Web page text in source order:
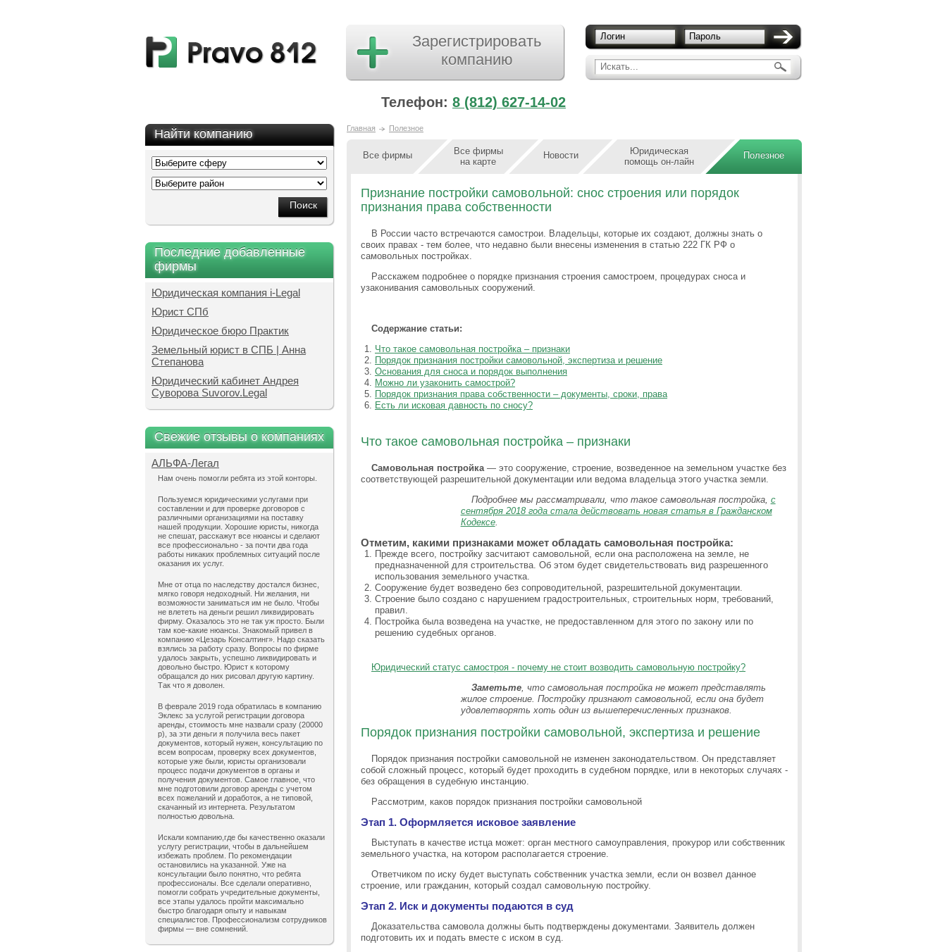
Искать...
Логин Пароль
Зарегистрировать
компанию
Телефон: 8 (812) 627-14-02
Найти компанию
Последние добавленные
фирмы
Юридическая компания i-Legal
Юрист СПб
Юридическое бюро Практик
Земельный юрист в СПБ | Анна
Степанова
Юридический кабинет Андрея
Суворова Suvorov.Legal
Свежие отзывы о компаниях
АЛЬФА-Легал
Нам очень помогли ребята из этой конторы.
Пользуемся юридическими услугами при
составлении и для проверке договоров с
различными организациями на поставку
нашей продукции. Хорошие юристы, никогда
не спешат, расскажут все нюансы и сделают
все профессионально - за почти два года
работы никаких проблемных ситуаций после
оказания их услуг.
Мне от отца по наследству достался бизнес,
мягко говоря недоходный. Ни желания, ни
возможности заниматься им не было. Чтобы
не влететь на деньги решил ликвидировать
фирму. Оказалось это не так уж просто. Были
там кое-какие нюансы. Знакомый привел в
компанию «Цезарь Консалтинг». Надо сказать
взялись за работу сразу. Вопросы по фирме
удалось закрыть, успешно ликвидировать и
довольно быстро. Юрист к которому
обращался до них рисовал другую картину.
Так что я доволен.
В феврале 2019 года обратилась в компанию
Эклекс за услугой регистрации договора
аренды, стоимость мне назвали сразу (20000
р), за эти деньги я получила весь пакет
документов, который нужен, консультацию по
всем вопросам, проверку всех документов,
которые уже были, юристы организовали
процесс подачи документов в органы и
получения документов. Самое главное, что
мне подготовили договор аренды с учетом
всех пожеланий и доработок, а не типовой,
скачанный из интернета. Результатом
полностью довольна.
Искали компанию,где бы качественно оказали
услугу регистрации, чтобы в дальнейшем
избежать проблем. По рекомендации
остановились на указанной. Уже на
консультации было понятно, что ребята
профессионалы. Все сделали оперативно,
помогли собрать учредительные документы,
все этапы удалось пройти максимально
быстро благодаря опыту и навыкам
специалистов. Профессионализм сотрудников
фирмы — вне сомнений.
Главная Полезное
Все фирмы
Все фирмы
на карте
Новости
Юридическая
помощь он-лайн
Полезное
Признание постройки самовольной: снос строения или порядок
признания права собственности
В России часто встречаются самострои. Владельцы, которые их создают, должны знать о
своих правах - тем более, что недавно были внесены изменения в статью 222 ГК РФ о
самовольных постройках.
Расскажем подробнее о порядке признания строения самостроем, процедурах сноса и
узаконивания самовольных сооружений.
Содержание статьи:
Что такое самовольная постройка – признаки
Порядок признания постройки самовольной, экспертиза и решение
Основания для сноса и порядок выполнения
Можно ли узаконить самострой?
Порядок признания права собственности – документы, сроки, права
Есть ли исковая давность по сносу?
Что такое самовольная постройка – признаки
Самовольная постройка— это сооружение, строение, возведенное на земельном участке без
соответствующей разрешительной документации или ведома владельца этого участка земли.
Подробнее мы рассматривали, что такое самовольная постройка, с
сентября 2018 года стала действовать новая статья в Гражданском
Кодексе.
Отметим, какими признаками может обладать самовольная постройка:
Прежде всего, постройку засчитают самовольной, если она расположена на земле, не
предназначенной для строительства. Об этом будет свидетельствовать вид разрешенного
использования земельного участка.
Сооружение будет возведено без сопроводительной, разрешительной документации.
Строение было создано с нарушением градостроительных, строительных норм, требований,
правил.
Постройка была возведена на участке, не предоставленном для этого по закону или по
решению судебных органов.
Юридический статус самостроя - почему не стоит возводить самовольную постройку?
Заметьте, что самовольная постройка не может представлять
жилое строение. Постройку признают самовольной, если она будет
удовлетворять хоть один из вышеперечисленных признаков.
Порядок признания постройки самовольной, экспертиза и решение
Порядок признания постройки самовольной не изменен законодательством. Он представляет
собой сложный процесс, который будет проходить в судебном порядке, или в некоторых случаях -
без обращения в судебную инстанцию.
Рассмотрим, каков порядок признания постройки самовольной
Этап 1. Оформляется исковое заявление
Выступать в качестве истца может: орган местного самоуправления, прокурор или собственник
земельного участка, на котором располагается строение.
Ответчиком по иску будет выступать собственник участка земли, если он возвел данное
строение, или гражданин, который создал самовольную постройку.
Этап 2. Иск и документы подаются в суд
Доказательства самовола должны быть подтверждены документами. Заявитель должен
подготовить их и подать вместе с иском в суд.